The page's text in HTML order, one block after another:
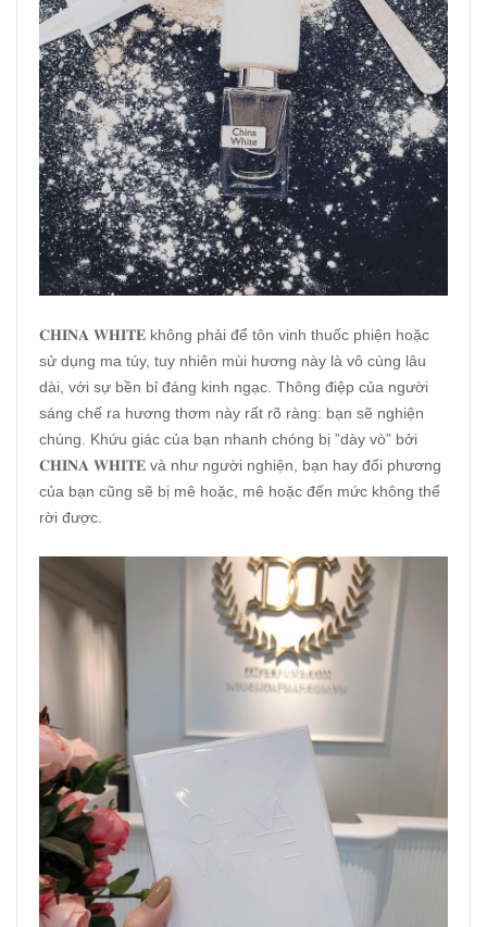
𝐂𝐇𝐈𝐍𝐀 𝐖𝐇𝐈𝐓𝐄 không phải để tôn vinh thuốc phiện hoặc
sử dụng ma túy, tuy nhiên mùi hương này là vô cùng lâu
dài, với sự bền bỉ đáng kinh ngạc. Thông điệp của người
sáng chế ra hương thơm này rất rõ ràng: bạn sẽ nghiện
chúng. Khứu giác của bạn nhanh chóng bị ”dày vò” bởi
𝐂𝐇𝐈𝐍𝐀 𝐖𝐇𝐈𝐓𝐄 và như người nghiện, bạn hay đối phương
của bạn cũng sẽ bị mê hoặc, mê hoặc đến mức không thể
rời được.